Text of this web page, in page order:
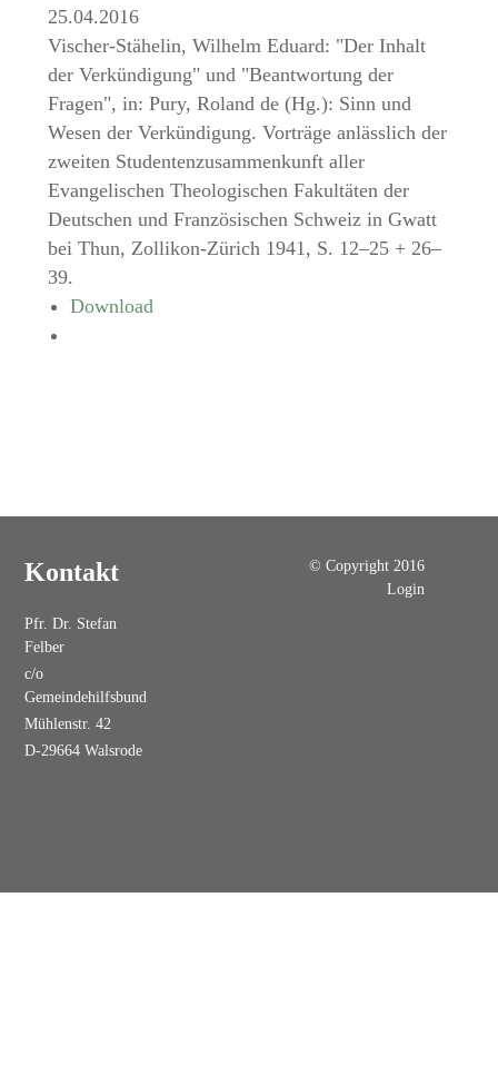
25.04.2016
Vischer-Stähelin, Wilhelm Eduard: "Der Inhalt
der Verkündigung" und "Beantwortung der
Fragen", in: Pury, Roland de (Hg.): Sinn und
Wesen der Verkündigung. Vorträge anlässlich der
zweiten Studentenzusammenkunft aller
Evangelischen Theologischen Fakultäten der
Deutschen und Französischen Schweiz in Gwatt
bei Thun, Zollikon-Zürich 1941, S. 12–25 + 26–
39.
Download
Kontakt
Pfr. Dr. Stefan
Felber
c/o
Gemeindehilfsbund
Mühlenstr. 42
D-29664 Walsrode
© Copyright 2016
Login